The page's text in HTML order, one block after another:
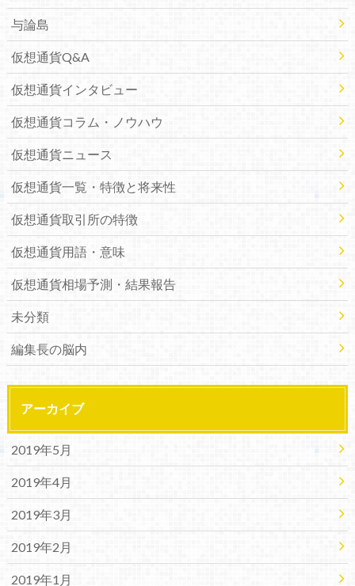
与論島
仮想通貨Q&A
仮想通貨インタビュー
仮想通貨コラム・ノウハウ
仮想通貨ニュース
仮想通貨一覧・特徴と将来性
仮想通貨取引所の特徴
仮想通貨用語・意味
仮想通貨相場予測・結果報告
未分類
編集長の脳内
アーカイブ
2019年5月
2019年4月
2019年3月
2019年2月
2019年1月